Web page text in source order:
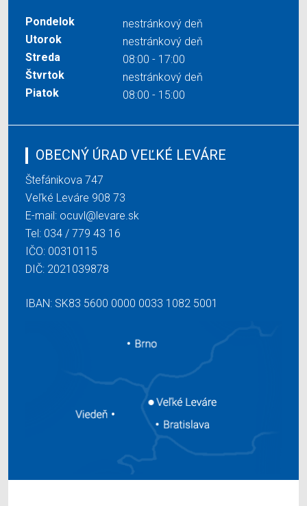
Pondelok
nestránkový deň
Utorok
nestránkový deň
Streda
08:00 - 17:00
Štvrtok
nestránkový deň
Piatok
08:00 - 15:00
OBECNÝ ÚRAD VEĽKÉ LEVÁRE
Štefánikova 747
Veľké Leváre 908 73
E-mail: ocuvl@levare.sk
Tel: 034 / 779 43 16
IČO: 00310115
DIČ: 2021039878
IBAN: SK83 5600 0000 0033 1082 5001